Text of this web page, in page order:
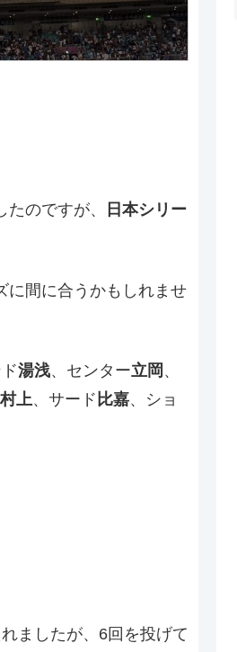
のですが、
日本シリー
に間に合うかもしれませ
湯浅、センター立岡 、
村上、サード 比嘉、ショ
ましたが、6回を投げて